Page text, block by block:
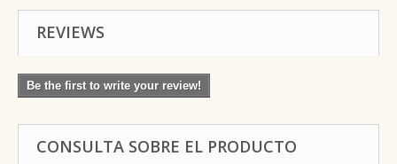
REVIEWS
Be the first to write your review!
CONSULTA SOBRE EL PRODUCTO